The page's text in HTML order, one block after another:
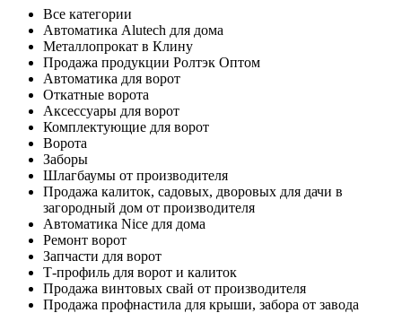
Все категории
Автоматика Alutech для дома
Металлопрокат в Клину
Продажа продукции Ролтэк Оптом
Автоматика для ворот
Откатные ворота
Аксессуары для ворот
Комплектующие для ворот
Ворота
Заборы
Шлагбаумы от производителя
Продажа калиток, садовых, дворовых для дачи в
загородный дом от производителя
Автоматика Nice для дома
Ремонт ворот
Запчасти для ворот
Т-профиль для ворот и калиток
Продажа винтовых свай от производителя
Продажа профнастила для крыши, забора от завода